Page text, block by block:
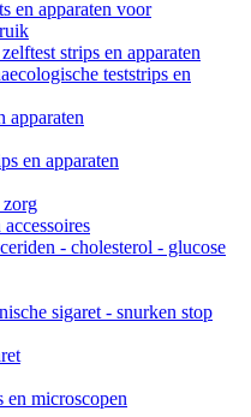
en apparaten voor
strips en apparaten
teststrips en
apparaten
en apparaten
zorg
- cholesterol - glucose
sigaret - snurken stop
en microscopen